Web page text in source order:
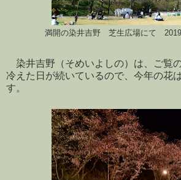
満開の染井吉野 芝生広場にて 2019
染井吉野（そめいよしの）は、ご覧
冷えた日が続いているので、今年の花
す。